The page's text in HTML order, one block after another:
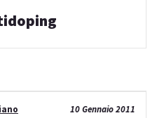
10 Gennaio 2011